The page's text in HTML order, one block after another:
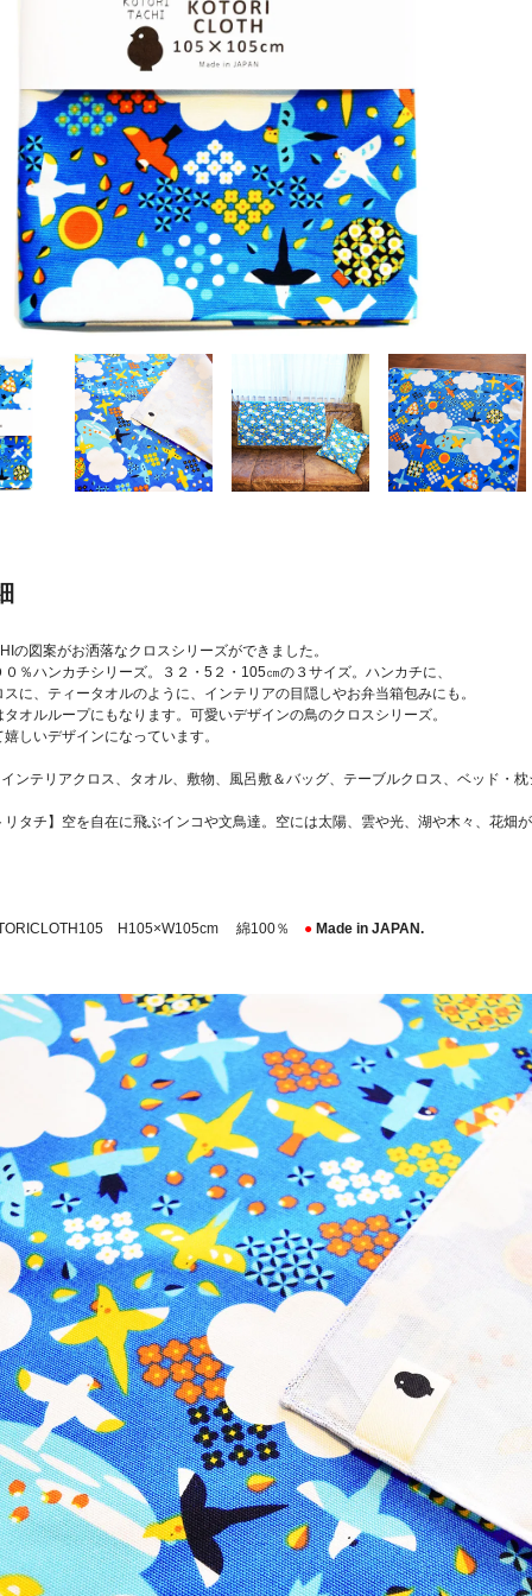
の図案がお洒落なクロスシリーズができました。
％ハンカチシリーズ。３２・5２・105㎝の３サイズ。ハンカチに、
に、ティータオルのように、インテリアの目隠しやお弁当箱包みにも。
オルループにもなります。可愛いデザインの鳥のクロスシリーズ。
しいデザインになっています。
ンテリアクロス、タオル、敷物、風呂敷＆バッグ、テーブルクロス、ベッド・
リタチ】空を自在に飛ぶインコや文鳥達。空には太陽、雲や光、湖や木々、花畑
H105×W105cm 綿100％ ●Made in JAPAN.